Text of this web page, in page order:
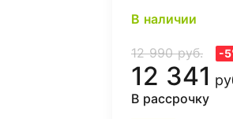
В наличии
12 990 руб. -
12 341
В рассрочку